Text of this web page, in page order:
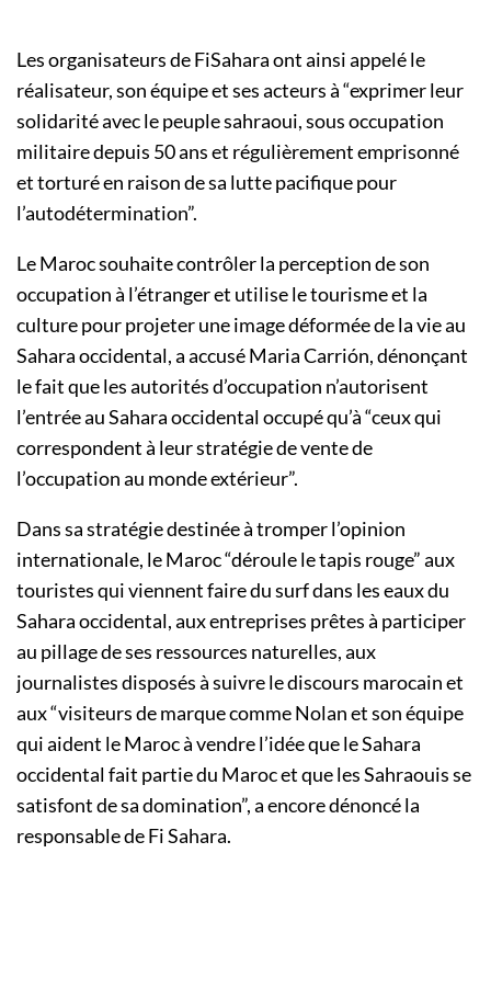
Les organisateurs de FiSahara ont ainsi appelé le
réalisateur, son équipe et ses acteurs à “exprimer leur
solidarité avec le peuple sahraoui, sous occupation
militaire depuis 50 ans et régulièrement emprisonné
et torturé en raison de sa lutte pacifique pour
l’autodétermination”.
Le Maroc souhaite contrôler la perception de son
occupation à l’étranger et utilise le tourisme et la
culture pour projeter une image déformée de la vie au
Sahara occidental, a accusé Maria Carrión, dénonçant
le fait que les autorités d’occupation n’autorisent
l’entrée au Sahara occidental occupé qu’à “ceux qui
correspondent à leur stratégie de vente de
l’occupation au monde extérieur”.
Dans sa stratégie destinée à tromper l’opinion
internationale, le Maroc “déroule le tapis rouge” aux
touristes qui viennent faire du surf dans les eaux du
Sahara occidental, aux entreprises prêtes à participer
au pillage de ses ressources naturelles, aux
journalistes disposés à suivre le discours marocain et
aux “visiteurs de marque comme Nolan et son équipe
qui aident le Maroc à vendre l’idée que le Sahara
occidental fait partie du Maroc et que les Sahraouis se
satisfont de sa domination”, a encore dénoncé la
responsable de Fi Sahara.